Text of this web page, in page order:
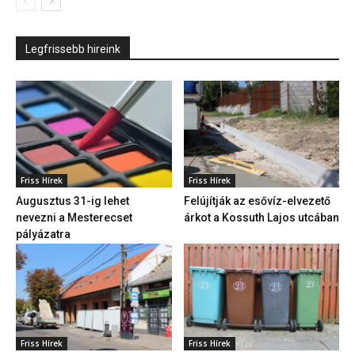
Legfrissebb hireink
Friss Hírek
Augusztus 31-ig lehet
nevezni a Mesterecset
pályázatra
Friss Hírek
Felújítják az esővíz-elvezető
árkot a Kossuth Lajos utcában
Friss Hírek Friss Hírek